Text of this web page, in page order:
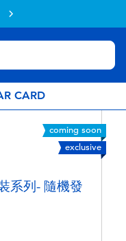
CARD
coming soon
exclusive
系列- 隨機發